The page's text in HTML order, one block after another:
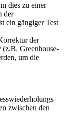
dies zu einer
der
ein gängiger Test
der
(z.B. Greenhouse-
um die
zwischen den